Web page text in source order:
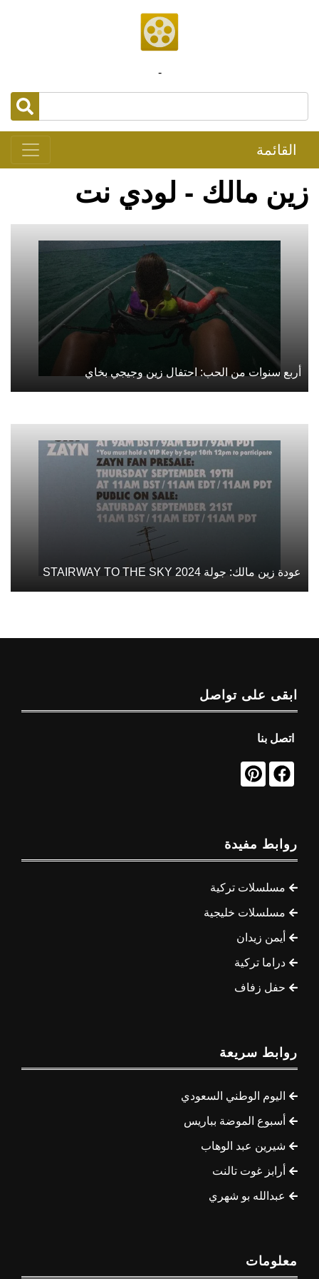
-
القائمة
زين مالك - لودي نت
أربع سنوات من الحب: احتفال زين وجيجي بخاي
عودة زين مالك: جولة STAIRWAY TO THE SKY 2024
ابقى على تواصل
اتصل بنا
روابط مفيدة
مسلسلات تركية
مسلسلات خليجية
أيمن زيدان
دراما تركية
حفل زفاف
روابط سريعة
اليوم الوطني السعودي
أسبوع الموضة بباريس
شيرين عبد الوهاب
أرابز غوت تالنت
عبدالله بو شهري
معلومات